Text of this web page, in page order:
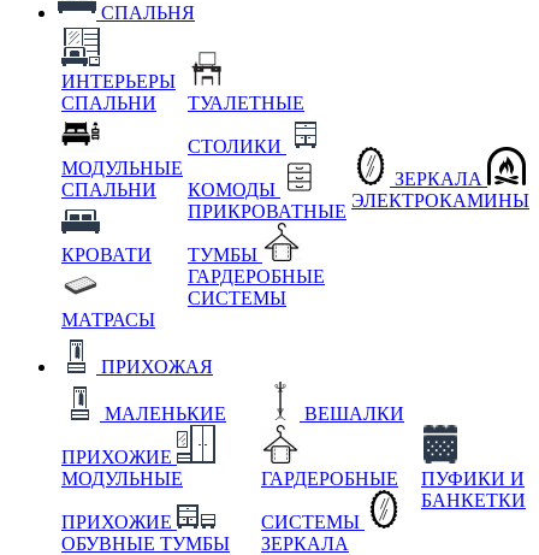
СПАЛЬНЯ
ИНТЕРЬЕРЫ
СПАЛЬНИ
МОДУЛЬНЫЕ
СПАЛЬНИ
КРОВАТИ
МАТРАСЫ
ТУАЛЕТНЫЕ
СТОЛИКИ
КОМОДЫ
ПРИКРОВАТНЫЕ
ТУМБЫ
ГАРДЕРОБНЫЕ
СИСТЕМЫ
ЗЕРКАЛА
ЭЛЕКТРОКАМИНЫ
ПРИХОЖАЯ
МАЛЕНЬКИЕ
ПРИХОЖИЕ
МОДУЛЬНЫЕ
ПРИХОЖИЕ
ОБУВНЫЕ ТУМБЫ
ВЕШАЛКИ
ГАРДЕРОБНЫЕ
СИСТЕМЫ
ЗЕРКАЛА
ПУФИКИ И
БАНКЕТКИ